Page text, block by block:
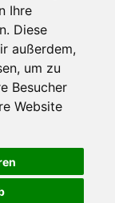
Ihre
Diese
außerdem,
um zu
Besucher
Website